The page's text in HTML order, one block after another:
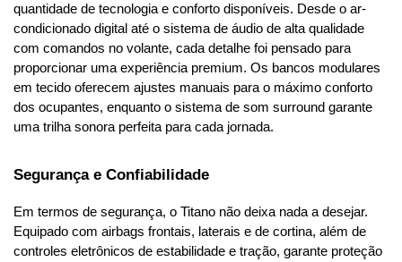
quantidade de tecnologia e conforto disponíveis. Desde o ar-
condicionado digital até o sistema de áudio de alta qualidade
com comandos no volante, cada detalhe foi pensado para
proporcionar uma experiência premium. Os bancos modulares
em tecido oferecem ajustes manuais para o máximo conforto
dos ocupantes, enquanto o sistema de som surround garante
uma trilha sonora perfeita para cada jornada.
Segurança e Confiabilidade
Em termos de segurança, o Titano não deixa nada a desejar.
Equipado com airbags frontais, laterais e de cortina, além de
controles eletrônicos de estabilidade e tração, garante proteção